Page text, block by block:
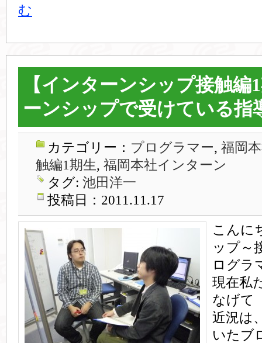
む
【インターンシップ接触編
ーンシップで受けている指
カテゴリー： プログラマー, 福岡
触編1期生, 福岡本社インターン
タグ: 池田洋一
投稿日：2011.11.17
こんに
ップ～
ログラ
現在私
なげて
近況は
いたブ